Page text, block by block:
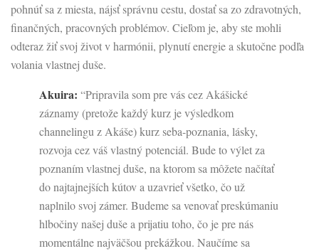
pohnúť sa z miesta, nájsť správnu cestu, dostať sa zo zdravotných,
finančných, pracovných problémov. Cieľom je, aby ste mohli
odteraz žiť svoj život v harmónii, plynutí energie a skutočne podľa
volania vlastnej duše.
Akuira: “Pripravila som pre vás cez Akášické
záznamy (pretože každý kurz je výsledkom
channelingu z Akáše) kurz seba-poznania, lásky,
rozvoja cez váš vlastný potenciál. Bude to výlet za
poznaním vlastnej duše, na ktorom sa môžete načítať
do najtajnejších kútov a uzavrieť všetko, čo už
naplnilo svoj zámer. Budeme sa venovať preskúmaniu
hlbočiny našej duše a prijatiu toho, čo je pre nás
momentálne najväčšou prekážkou. Naučíme sa